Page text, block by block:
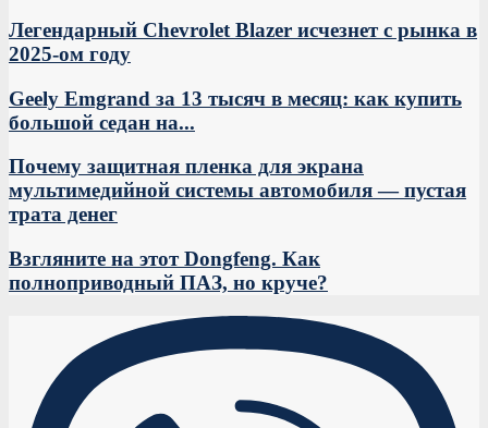
Легендарный Chevrolet Blazer исчезнет с рынка в
2025-ом году
Geely Emgrand за 13 тысяч в месяц: как купить
большой седан на...
Почему защитная пленка для экрана
мультимедийной системы автомобиля — пустая
трата денег
Взгляните на этот Dongfeng. Как
полноприводный ПАЗ, но круче?